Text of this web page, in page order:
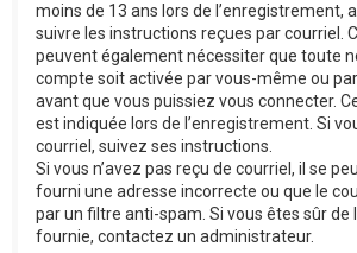
moins de 13 ans lors de l’enregistrement,
suivre les instructions reçues par courriel.
peuvent également nécessiter que toute
compte soit activée par vous-même ou
avant que vous puissiez vous connecter.
est indiquée lors de l’enregistrement. Si
courriel, suivez ses instructions.
Si vous n’avez pas reçu de courriel, il se
fourni une adresse incorrecte ou que le
par un filtre anti-spam. Si vous êtes sûr de
fournie, contactez un administrateur.